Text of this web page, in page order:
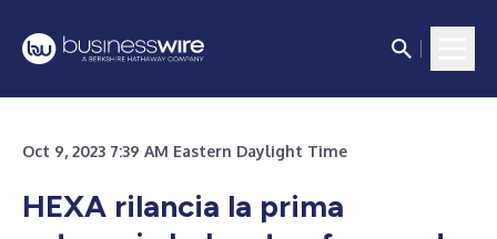
Oct 9, 2023 7:39 AM Eastern Daylight Time
HEXA rilancia la prima